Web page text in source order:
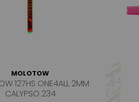
MOLOTOW
127HS ONE4ALL 2MM
CALYPSO 234